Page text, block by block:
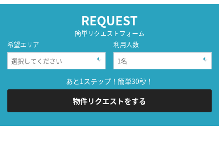
REQUEST
簡単リクエストフォーム
希望エリア
利用人数
あと1ステップ！簡単30秒！
物件リクエストをする